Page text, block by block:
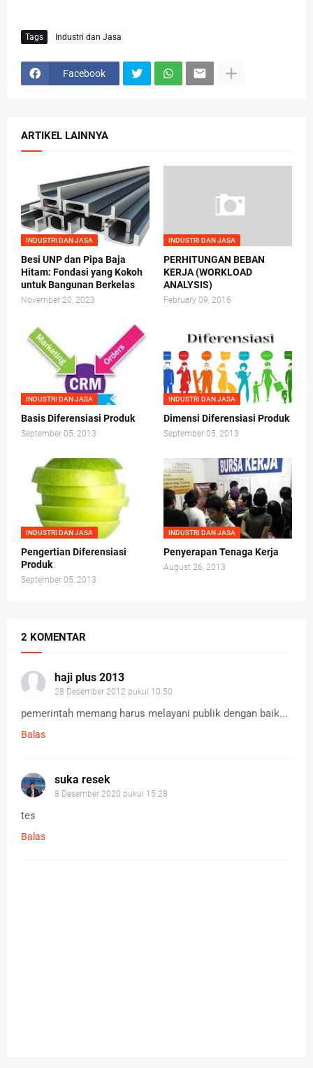
Tags Industri dan Jasa
Facebook
ARTIKEL LAINNYA
INDUSTRI DAN JASA
Besi UNP dan Pipa Baja
Hitam: Fondasi yang Kokoh
untuk Bangunan Berkelas
November 20, 2023
INDUSTRI DAN JASA
PERHITUNGAN BEBAN
KERJA (WORKLOAD
ANALYSIS)
February 09, 2016
INDUSTRI DAN JASA
Basis Diferensiasi Produk
September 05, 2013
INDUSTRI DAN JASA
Dimensi Diferensiasi Produk
September 05, 2013
INDUSTRI DAN JASA
Pengertian Diferensiasi
Produk
September 05, 2013
INDUSTRI DAN JASA
Penyerapan Tenaga Kerja
August 26, 2013
2 KOMENTAR
haji plus 2013
28 Desember 2012 pukul 10.50
pemerintah memang harus melayani publik dengan baik...
Balas
suka resek
8 Desember 2020 pukul 15.28
tes
Balas